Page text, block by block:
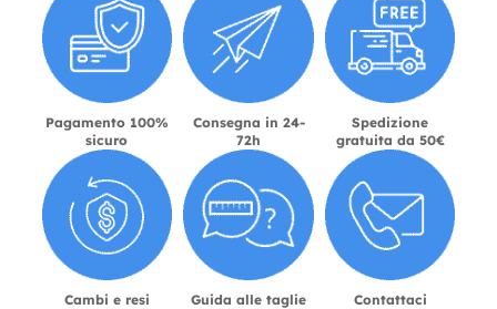
Pagamento 100%
sicuro
Consegna in 24-
72h
Spedizione
gratuita da 50€
Cambi e resi Guida alle taglie Contattaci